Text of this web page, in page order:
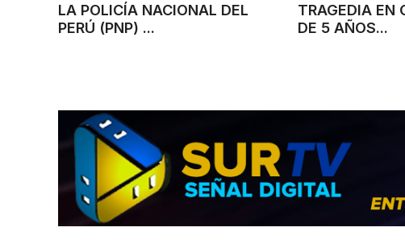
LA POLICÍA NACIONAL DEL
PERÚ (PNP) ...
TRAGEDIA EN
DE 5 AÑOS...